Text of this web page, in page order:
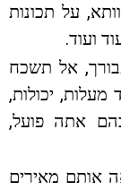
על תכונות
ועוד.
אל תשכח
יכולות,
אתה פועל,
אותם מאירים